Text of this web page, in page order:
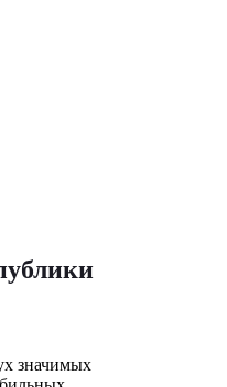
значимых